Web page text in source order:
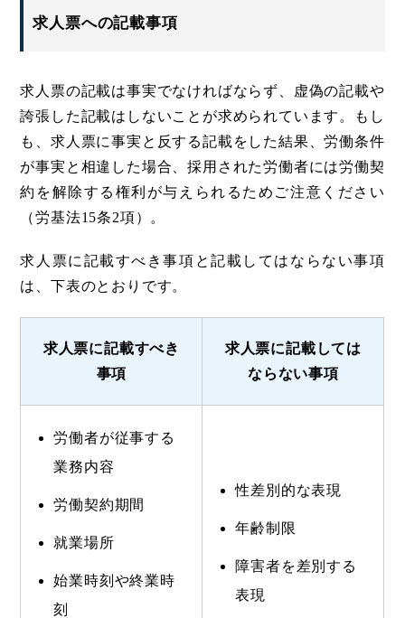
求人票への記載事項
求人票の記載は事実でなければならず、虚偽の記載や
誇張した記載はしないことが求められています。もし
も、求人票に事実と反する記載をした結果、労働条件
が事実と相違した場合、採用された労働者には労働契
約を解除する権利が与えられるためご注意ください
（労基法15条2項）。
求人票に記載すべき事項と記載してはならない事項
は、下表のとおりです。
求人票に記載すべき
事項
求人票に記載しては
ならない事項
労働者が従事する
業務内容
労働契約期間
就業場所
始業時刻や終業時
刻
性差別的な表現
年齢制限
障害者を差別する
表現